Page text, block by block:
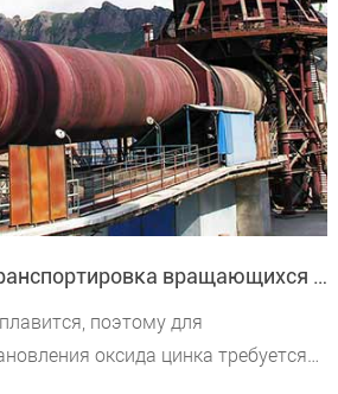
Производство и транспортировка вращающихся печей с оксидом цинка на Филиппинах
поэтому для
оксида цинка требуется